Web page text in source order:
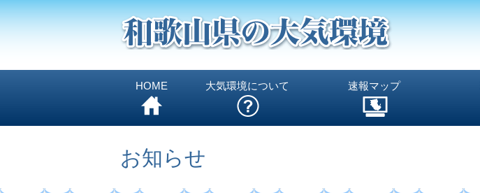
HOME 大気環境について 速報マップ
お知らせ